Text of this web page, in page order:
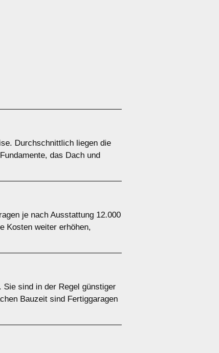
Durchschnittlich liegen die
das Dach und
je nach Ausstattung 12.000
Kosten weiter erhöhen,
sind in der Regel günstiger
Bauzeit sind Fertiggaragen